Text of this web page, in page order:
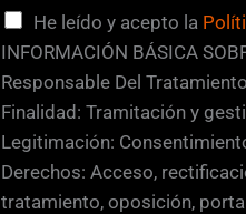
C
a
s
i
l
l
a
He leído y acepto la
INFORMACIÓN BÁSICA
Responsable Del
Finalidad: Tramitación y
Legitimación:
Derechos: Acceso,
tratamiento, oposición,